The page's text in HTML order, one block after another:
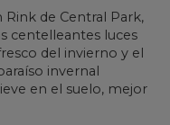
de Central Park,
centelleantes luces
del invierno y el
invernal
en el suelo, mejor